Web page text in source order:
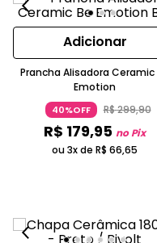
Adicionar
Prancha Alisadora Ceramic
Emotion
40%OFF R$299,90
R$ 179,95 no Pix
ou 3x de R$ 66,65